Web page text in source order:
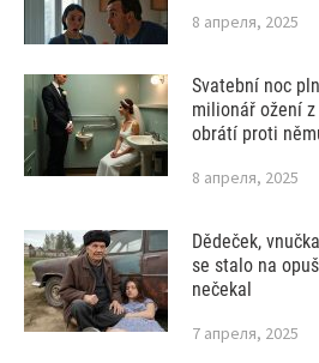
8 апреля, 2025
Svatební noc
milionář ožení
obrátí proti
8 апреля, 2025
Dědeček,
se stalo na
nečekal
7 апреля, 2025